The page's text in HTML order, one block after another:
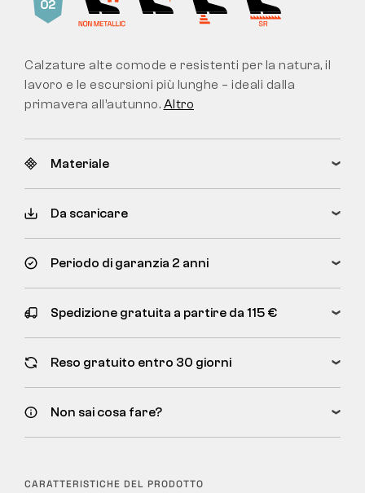
Calzature alte comode e resistenti per la natura, il
lavoro e le escursioni più lunghe – ideali dalla
primavera all’autunno. Altro
Materiale
Da scaricare
Periodo di garanzia 2 anni
Spedizione gratuita a partire da 115 €
Reso gratuito entro 30 giorni
Non sai cosa fare?
CARATTERISTICHE DEL PRODOTTO